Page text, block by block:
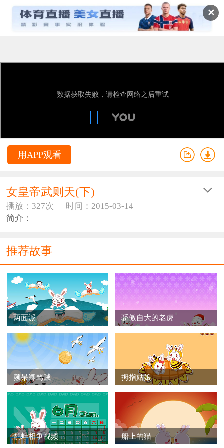
✕
用APP观看
女皇帝武则天(下)
播放：327次
时间：2015-03-14
简介：
推荐故事
两面派 骄傲自大的老虎
颜杲卿骂贼 拇指姑娘
鹬蚌相争视频 船上的猫